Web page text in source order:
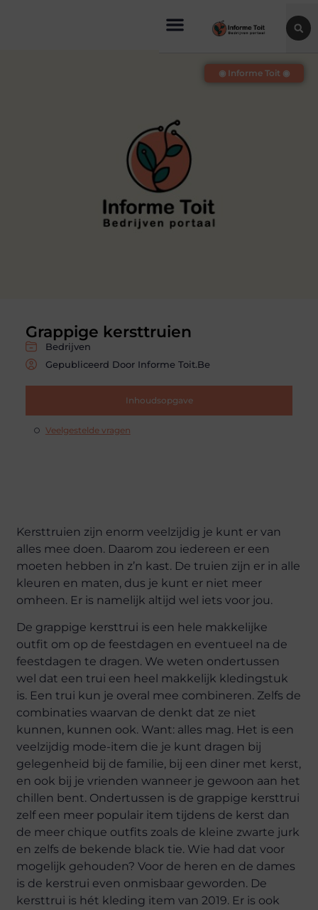
Grappige kersttruien
Bedrijven
Gepubliceerd Door Informe Toit.be
Inhoudsopgave
Veelgestelde vragen
◉ Informe Toit ◉
Kersttruien zijn enorm veelzijdig je kunt er van
alles mee doen. Daarom zou iedereen er een
moeten hebben in z’n kast. De truien zijn er in alle
kleuren en maten, dus je kunt er niet meer
omheen. Er is namelijk altijd wel iets voor jou.
De grappige kersttrui is een hele makkelijke
outfit om op de feestdagen en eventueel na de
feestdagen te dragen. We weten ondertussen
wel dat een trui een heel makkelijk kledingstuk
is. Een trui kun je overal mee combineren. Zelfs de
combinaties waarvan de denkt dat ze niet
kunnen, kunnen ook. Want: alles mag. Het is een
veelzijdig mode-item die je kunt dragen bij
gelegenheid bij de familie, bij een diner met kerst,
en ook bij je vrienden wanneer je gewoon aan het
chillen bent. Ondertussen is de grappige kersttrui
zelf een meer populair item tijdens de kerst dan
de meer chique outfits zoals de kleine zwarte jurk
en zelfs de bekende black tie. Wie had dat voor
mogelijk gehouden? Voor de heren en de dames
is de kerstrui even onmisbaar geworden. De
kersttrui is hét kleding item van 2019. Er is ook